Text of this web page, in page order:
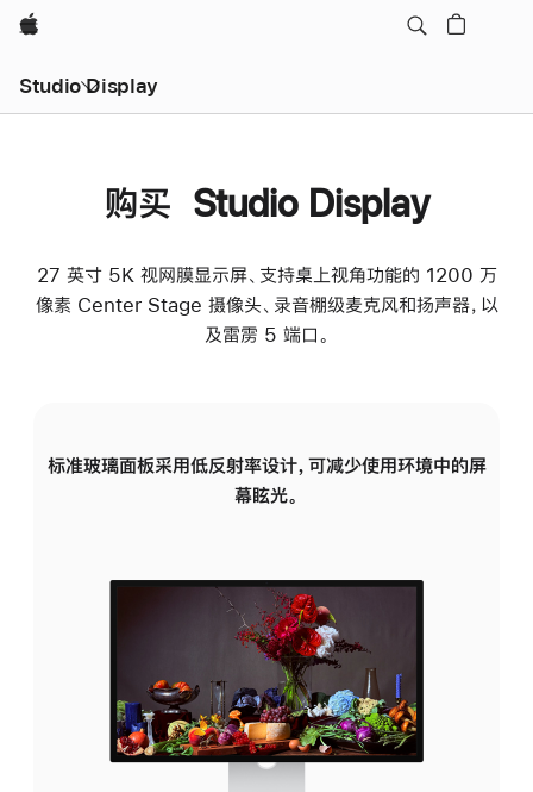
Apple
Studio Display
购买 Studio Display
27 英寸 5K 视网膜显示屏、支持桌上视角功能的 1200 万
像素 Center Stage 摄像头、录音棚级麦克风和扬声器，以
及雷雳 5 端口。
标准玻璃面板采用低反射率设计，可减少使用环境中的屏
幕眩光。